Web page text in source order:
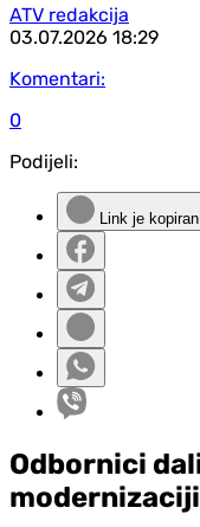
ATV redakcija
03.07.2026 18:29
Komentari:
0
Podijeli:
Link je
Odbornici